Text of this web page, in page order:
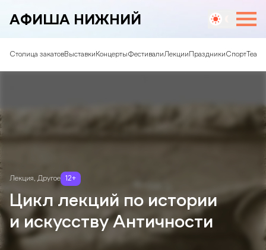
АФИША НИЖНИЙ
Столица закатовВыставкиКонцертыФестивалиЛекции ПраздникиСпорт
Лекция, Другое 12+
Цикл лекций по истории
и искусству Античности